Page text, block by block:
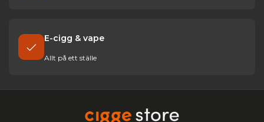
E-cigg & vape
Allt på ett ställe